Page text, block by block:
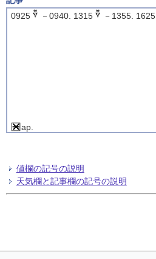
0925
－0940. 1315 －1355. 1625
ap.
値欄の記号の説明
天気欄と記事欄の記号の説明